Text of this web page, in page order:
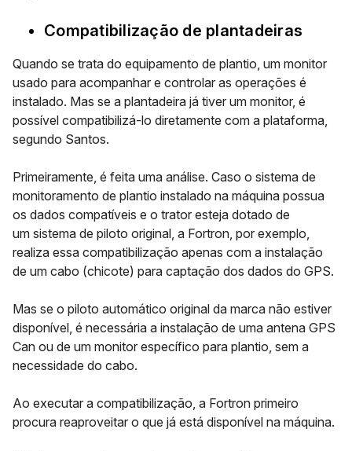
Compatibilização de plantadeiras
Quando se trata do equipamento de plantio, um monitor
usado para acompanhar e controlar as operações é
instalado. Mas se a plantadeira já tiver um monitor, é
possível compatibilizá-lo diretamente com a plataforma,
segundo Santos.
Primeiramente, é feita uma análise. Caso o sistema de
monitoramento de plantio instalado na máquina possua
os dados compatíveis e o trator esteja dotado de
um sistema de piloto original, a Fortron, por exemplo,
realiza essa compatibilização apenas com a instalação
de um cabo (chicote) para captação dos dados do GPS.
Mas se o piloto automático original da marca não estiver
disponível, é necessária a instalação de uma antena GPS
Can ou de um monitor específico para plantio, sem a
necessidade do cabo.
Ao executar a compatibilização, a Fortron primeiro
procura reaproveitar o que já está disponível na máquina.